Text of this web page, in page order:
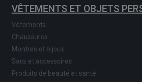
VÊTEMENTS ET OBJETS
Vêtements
Chaussures
Montres et bijoux
Sacs et accessoires
Produits de beauté et santé